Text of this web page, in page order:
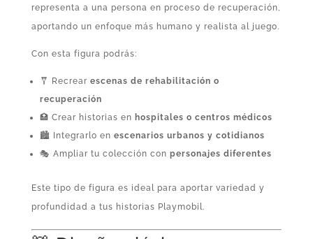
representa a una persona en proceso de recuperación,
aportando un enfoque más humano y realista al juego.
Con esta figura podrás:
🩼 Recrear escenas de rehabilitación o
recuperación
🏥 Crear historias en hospitales o centros médicos
🏙️ Integrarlo en escenarios urbanos y cotidianos
🎭 Ampliar tu colección con personajes diferentes
Este tipo de figura es ideal para aportar variedad y
profundidad a tus historias Playmobil.